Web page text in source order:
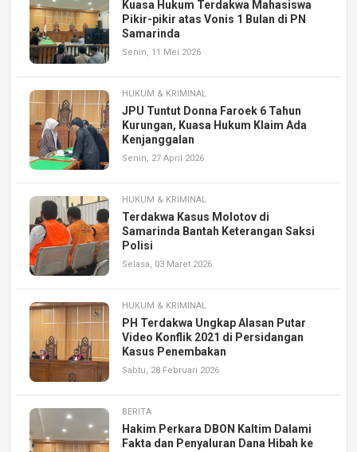
Kuasa Hukum Terdakwa Mahasiswa
Pikir-pikir atas Vonis 1 Bulan di PN
Samarinda
Senin, 11 Mei 2026
HUKUM & KRIMINAL
JPU Tuntut Donna Faroek 6 Tahun
Kurungan, Kuasa Hukum Klaim Ada
Kenjanggalan
Senin, 27 April 2026
HUKUM & KRIMINAL
Terdakwa Kasus Molotov di
Samarinda Bantah Keterangan Saksi
Polisi
Selasa, 03 Maret 2026
HUKUM & KRIMINAL
PH Terdakwa Ungkap Alasan Putar
Video Konflik 2021 di Persidangan
Kasus Penembakan
Sabtu, 28 Februari 2026
BERITA
Hakim Perkara DBON Kaltim Dalami
Fakta dan Penyaluran Dana Hibah ke